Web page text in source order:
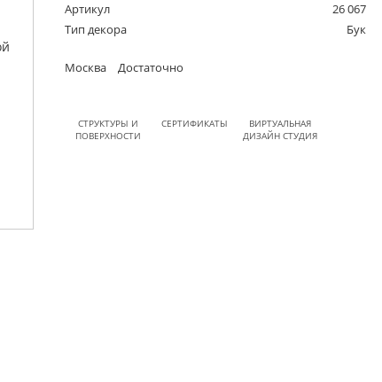
Артикул
26 067
Тип декора
Бук
Москва Достаточно
СТРУКТУРЫ И
ПОВЕРХНОСТИ
СЕРТИФИКАТЫ
ВИРТУАЛЬНАЯ
ДИЗАЙН СТУДИЯ